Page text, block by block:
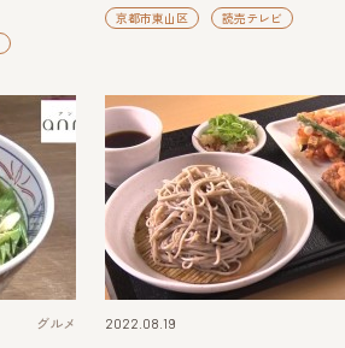
京都市東山区 読売テレビ
グルメ 2022.08.19